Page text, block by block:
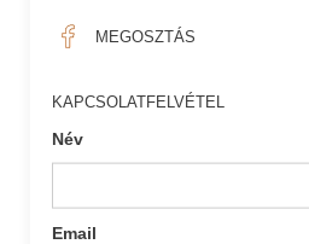
MEGOSZTÁS
KAPCSOLATFELVÉTEL
Név
Email